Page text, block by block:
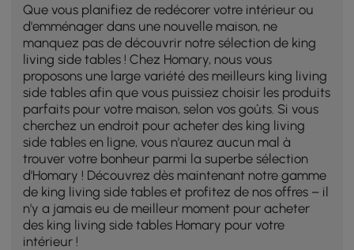
Que vous planifiez de redécorer votre intérieur ou
d'emménager dans une nouvelle maison, ne
manquez pas de découvrir notre sélection de king
living side tables ! Chez Homary, nous vous
proposons une large variété des meilleurs king living
side tables afin que vous puissiez choisir les produits
parfaits pour votre maison, selon vos goûts. Si vous
cherchez un endroit pour acheter des king living
side tables en ligne, vous n'aurez aucun mal à
trouver votre bonheur parmi la superbe sélection
d'Homary ! Découvrez dès maintenant notre gamme
de king living side tables et profitez de nos offres – il
n'y a jamais eu de meilleur moment pour acheter
des king living side tables Homary pour votre
intérieur !